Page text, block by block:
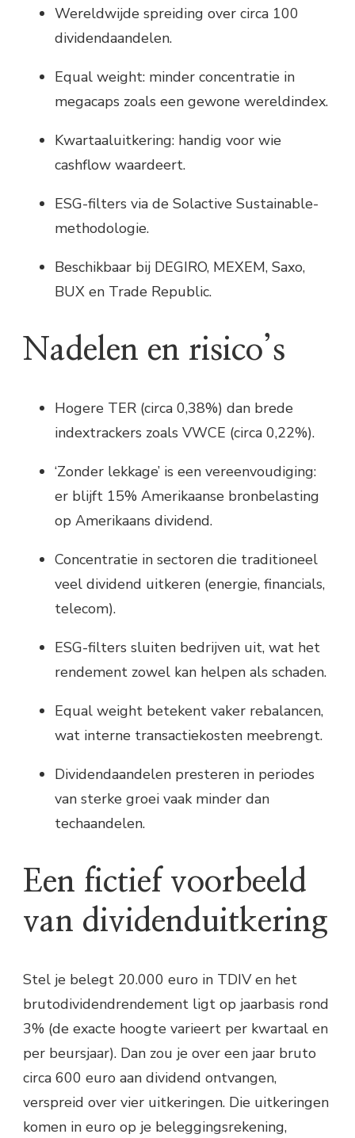
Wereldwijde spreiding over circa 100
dividendaandelen.
Equal weight: minder concentratie in
megacaps zoals een gewone wereldindex.
Kwartaaluitkering: handig voor wie
cashflow waardeert.
ESG-filters via de Solactive Sustainable-
methodologie.
Beschikbaar bij DEGIRO, MEXEM, Saxo,
BUX en Trade Republic.
Nadelen en risico’s
Hogere TER (circa 0,38%) dan brede
indextrackers zoals VWCE (circa 0,22%).
‘Zonder lekkage’ is een vereenvoudiging:
er blijft 15% Amerikaanse bronbelasting
op Amerikaans dividend.
Concentratie in sectoren die traditioneel
veel dividend uitkeren (energie, financials,
telecom).
ESG-filters sluiten bedrijven uit, wat het
rendement zowel kan helpen als schaden.
Equal weight betekent vaker rebalancen,
wat interne transactiekosten meebrengt.
Dividendaandelen presteren in periodes
van sterke groei vaak minder dan
techaandelen.
Een fictief voorbeeld
van dividenduitkering
Stel je belegt 20.000 euro in TDIV en het
brutodividendrendement ligt op jaarbasis rond
3% (de exacte hoogte varieert per kwartaal en
per beursjaar). Dan zou je over een jaar bruto
circa 600 euro aan dividend ontvangen,
verspreid over vier uitkeringen. Die uitkeringen
komen in euro op je beleggingsrekening,